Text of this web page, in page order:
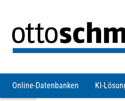
Online-Datenbanken KI-